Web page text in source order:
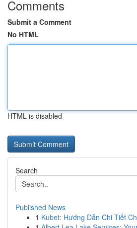
Comments
Submit a Comment
No HTML
HTML is disabled
Search
Published News
1 Kubet: Hướng Dẫn Chi Tiết